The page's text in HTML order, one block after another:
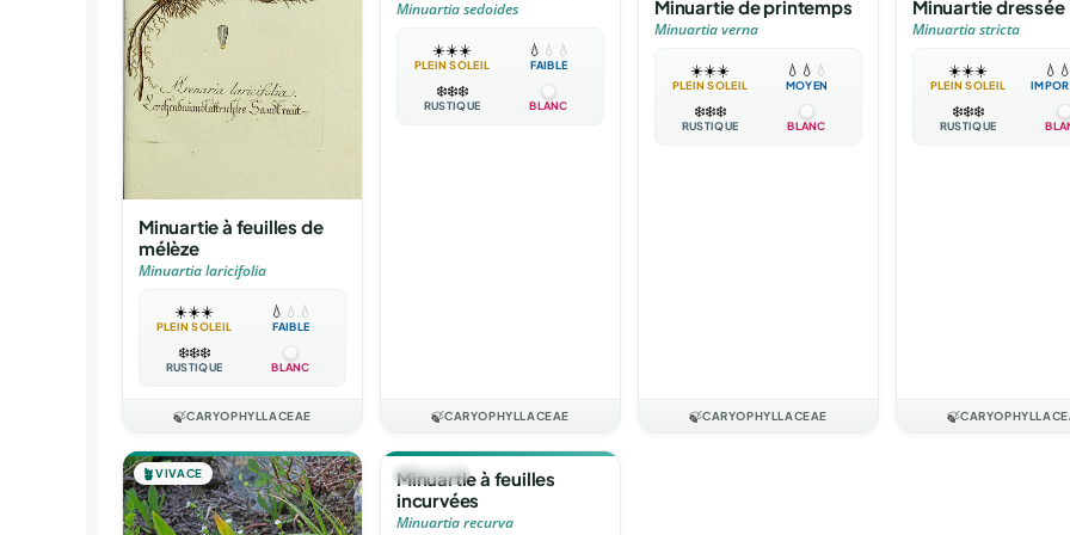
Minuartie à feuilles de
mélèze
Minuartia laricifolia
☀️☀️☀️
PLEIN SOLEIL
💧 💧 💧
FAIBLE
❄️❄️❄️
RUSTIQUE BLANC
🍃CARYOPHYLLACEAE
Minuartia sedoides
☀️☀️☀️
PLEIN SOLEIL
💧 💧 💧
FAIBLE
❄️❄️❄️
RUSTIQUE BLANC
🍃CARYOPHYLLACEAE
Minuartie de printemps
Minuartia verna
☀️☀️☀️
PLEIN SOLEIL
💧 💧 💧
MOYEN
❄️❄️❄️
RUSTIQUE BLANC
🍃CARYOPHYLLACEAE
Minuartie dressée
Minuartia stricta
☀️☀️☀️
PLEIN SOLEIL
💧 💧
❄️❄️❄️
RUSTIQUE
🍃
🪴VIVACE 🪴VIVACE
Minuartie à feuilles
incurvées
Minuartia recurva